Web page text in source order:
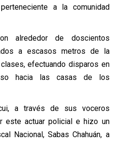
a la comunidad
alrededor de doscientos
a escasos metros de la
efectuando disparos en
hacia las casas de los
a través de sus voceros
este actuar policial e hizo un
Nacional, Sabas Chahuán, a